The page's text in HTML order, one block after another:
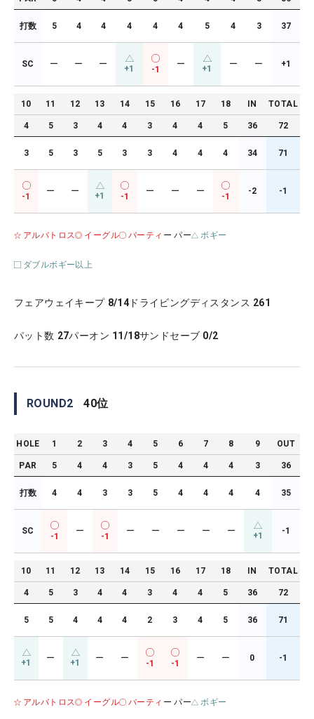
打数 5 4 4 4 4 4 5 4 3 37
SC ー ー ー +1 -1
ー +1 ー ー +1
10 11 12 13 14 15 16 17 18 IN TOTAL
4 5 3 4 4 3 4 4 5 36 72
3 5 3 5 3 3 4 4 4 34 71
-1
ー ー +1 -1
ー ー ー
-1
-2 -1
アルバトロス イーグル バーティ ー パー ボギー
ダブルボギー以上
フェアウェイキープ 8/14 ドライビングディスタンス 261
パット数 27パーオン 11/18サンドセーブ 0/2
ROUND2 40位
HOLE 1 2 3 4 5 6 7 8 9 OUT
PAR 5 4 4 3 5 4 4 4 3 36
打数 4 4 3 3 5 4 4 4 4 35
SC
-1
ー
-1
ー ー ー ー ー +1 -1
10 11 12 13 14 15 16 17 18 IN TOTAL
4 5 3 4 4 3 4 4 5 36 72
5 5 4 4 4 2 3 4 5 36 71
+1 ー +1 ー ー
-1 -1
ー ー 0 -1
アルバトロス イーグル バーティ ー パー ボギー